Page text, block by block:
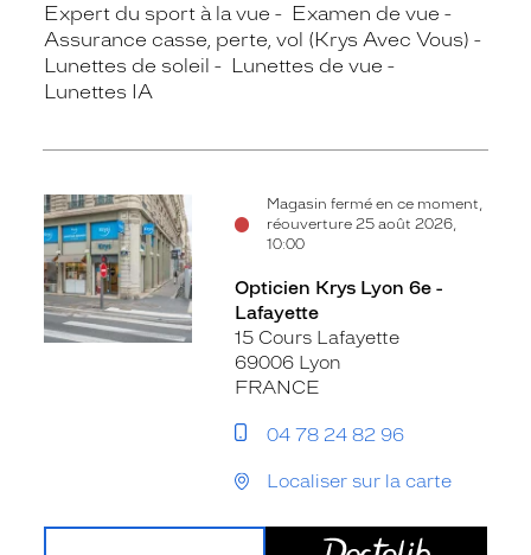
Expert du sport à la vue
Examen de vue
Assurance casse, perte, vol (Krys Avec Vous)
Lunettes de soleil
Lunettes de vue
Lunettes IA
Magasin fermé en ce moment,
réouverture 25 août 2026,
10:00
Opticien Krys Lyon 6e -
Lafayette
15 Cours Lafayette
69006 Lyon
FRANCE
04 78 24 82 96
Localiser sur la carte